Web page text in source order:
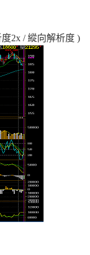
2x / 縱向解析度 )